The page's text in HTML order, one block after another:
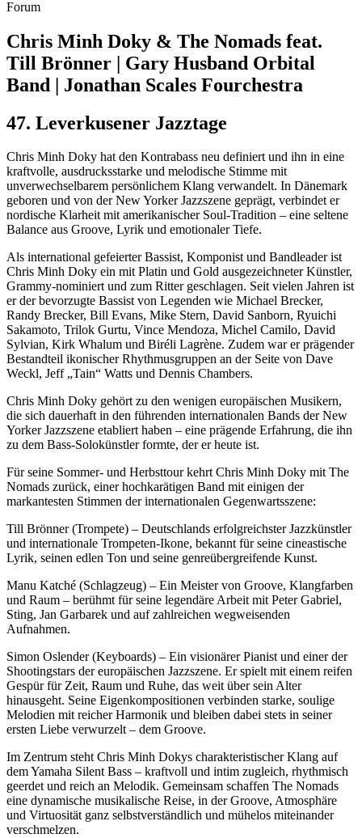
Forum
Chris Minh Doky & The Nomads feat.
Till Brönner | Gary Husband Orbital
Band | Jonathan Scales Fourchestra
47. Leverkusener Jazztage
Chris Minh Doky hat den Kontrabass neu definiert und ihn in eine
kraftvolle, ausdrucksstarke und melodische Stimme mit
unverwechselbarem persönlichem Klang verwandelt. In Dänemark
geboren und von der New Yorker Jazzszene geprägt, verbindet er
nordische Klarheit mit amerikanischer Soul-Tradition – eine seltene
Balance aus Groove, Lyrik und emotionaler Tiefe.
Als international gefeierter Bassist, Komponist und Bandleader ist
Chris Minh Doky ein mit Platin und Gold ausgezeichneter Künstler,
Grammy-nominiert und zum Ritter geschlagen. Seit vielen Jahren ist
er der bevorzugte Bassist von Legenden wie Michael Brecker,
Randy Brecker, Bill Evans, Mike Stern, David Sanborn, Ryuichi
Sakamoto, Trilok Gurtu, Vince Mendoza, Michel Camilo, David
Sylvian, Kirk Whalum und Biréli Lagrène. Zudem war er prägender
Bestandteil ikonischer Rhythmusgruppen an der Seite von Dave
Weckl, Jeff „Tain“ Watts und Dennis Chambers.
Chris Minh Doky gehört zu den wenigen europäischen Musikern,
die sich dauerhaft in den führenden internationalen Bands der New
Yorker Jazzszene etabliert haben – eine prägende Erfahrung, die ihn
zu dem Bass-Solokünstler formte, der er heute ist.
Für seine Sommer- und Herbsttour kehrt Chris Minh Doky mit The
Nomads zurück, einer hochkarätigen Band mit einigen der
markantesten Stimmen der internationalen Gegenwartsszene:
Till Brönner (Trompete) – Deutschlands erfolgreichster Jazzkünstler
und internationale Trompeten-Ikone, bekannt für seine cineastische
Lyrik, seinen edlen Ton und seine genreübergreifende Kunst.
Manu Katché (Schlagzeug) – Ein Meister von Groove, Klangfarben
und Raum – berühmt für seine legendäre Arbeit mit Peter Gabriel,
Sting, Jan Garbarek und auf zahlreichen wegweisenden
Aufnahmen.
Simon Oslender (Keyboards) – Ein visionärer Pianist und einer der
Shootingstars der europäischen Jazzszene. Er spielt mit einem reifen
Gespür für Zeit, Raum und Ruhe, das weit über sein Alter
hinausgeht. Seine Eigenkompositionen verbinden starke, soulige
Melodien mit reicher Harmonik und bleiben dabei stets in seiner
ersten Liebe verwurzelt – dem Groove.
Im Zentrum steht Chris Minh Dokys charakteristischer Klang auf
dem Yamaha Silent Bass – kraftvoll und intim zugleich, rhythmisch
geerdet und reich an Melodik. Gemeinsam schaffen The Nomads
eine dynamische musikalische Reise, in der Groove, Atmosphäre
und Virtuosität ganz selbstverständlich und mühelos miteinander
verschmelzen.